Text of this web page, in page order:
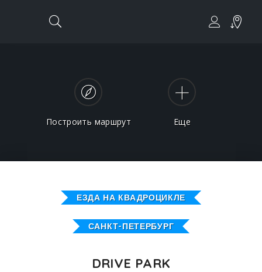
Построить маршрут Еще
ЕЗДА НА КВАДРОЦИКЛЕ
САНКТ-ПЕТЕРБУРГ
DRIVE PARK